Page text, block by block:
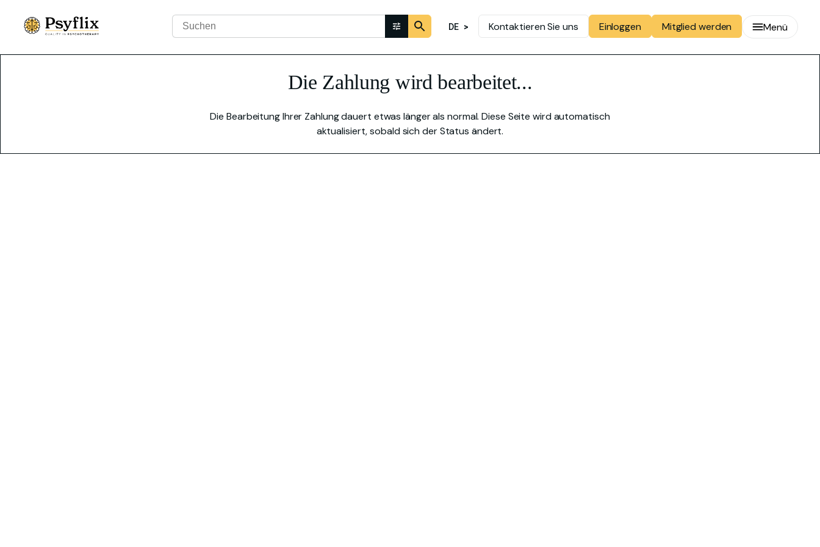
DE Kontaktieren Sie uns Einloggen Mitglied werden Menü
Die Zahlung wird bearbeitet...
Die Bearbeitung Ihrer Zahlung dauert etwas länger als normal. Diese Seite wird automatisch
aktualisiert, sobald sich der Status ändert.